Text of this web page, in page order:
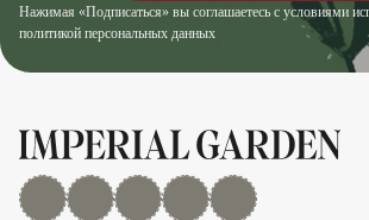
Нажимая «Подписаться» вы соглашаетесь с условиями
политикой персональных данных
MAX Дзен YouTuberutubeTelegram